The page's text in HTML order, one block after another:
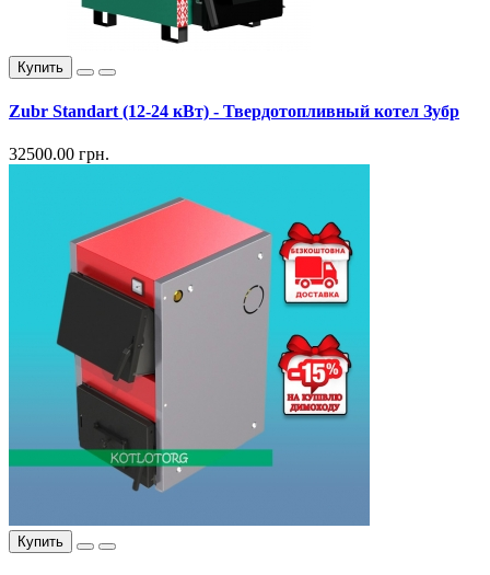
Купить
Zubr Standart (12-24 кВт) - Твердотопливный котел Зубр
32500.00 грн.
Купить